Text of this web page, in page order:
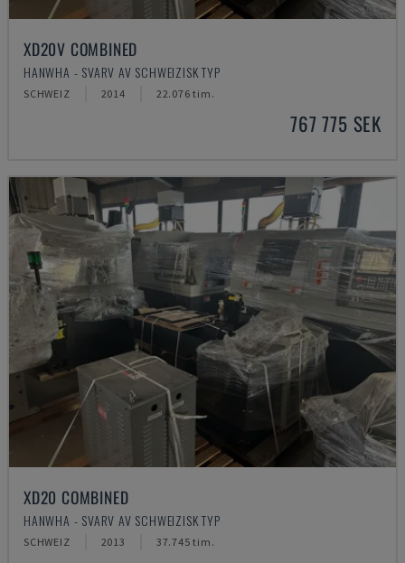
XD20V COMBINED
HANWHA - SVARV AV SCHWEIZISK TYP
SCHWEIZ 2014 22.076 tim.
767 775 SEK
XD20 COMBINED
HANWHA - SVARV AV SCHWEIZISK TYP
SCHWEIZ 2013 37.745 tim.